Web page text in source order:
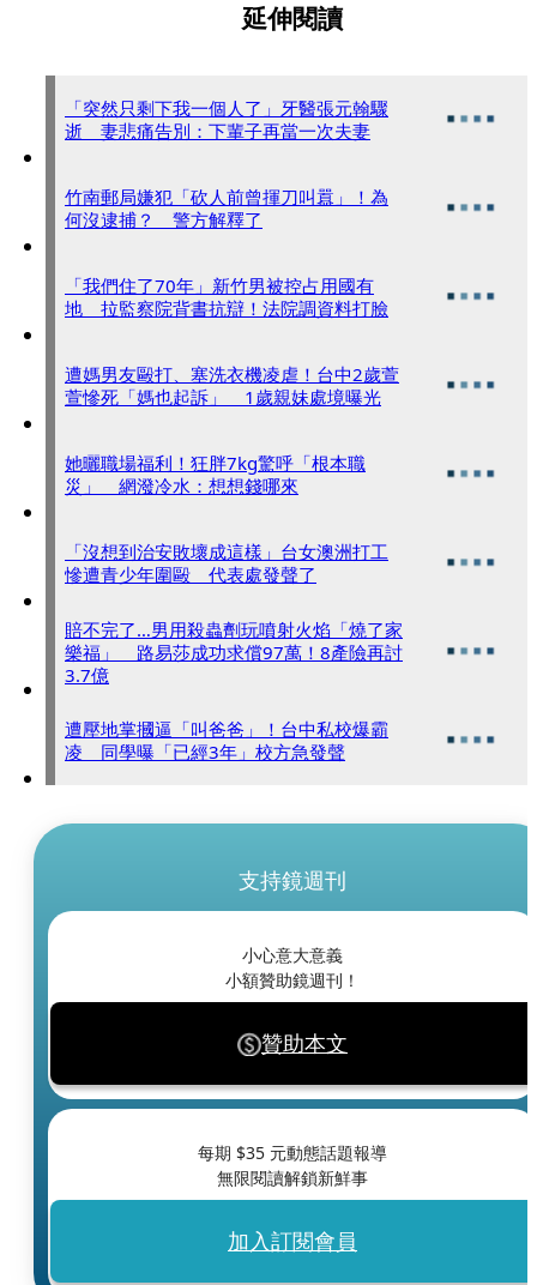
延伸閱讀
「突然只剩下我一個人了」牙醫張元翰驟
逝 妻悲痛告別：下輩子再當一次夫妻
竹南郵局嫌犯「砍人前曾揮刀叫囂」！為
何沒逮捕？ 警方解釋了
「我們住了70年」新竹男被控占用國有
地 拉監察院背書抗辯！法院調資料打臉
遭媽男友毆打、塞洗衣機凌虐！台中2歲萱
萱慘死「媽也起訴」 1歲親妹處境曝光
她曬職場福利！狂胖7kg驚呼「根本職
災」 網潑冷水：想想錢哪來
「沒想到治安敗壞成這樣」台女澳洲打工
慘遭青少年圍毆 代表處發聲了
賠不完了…男用殺蟲劑玩噴射火焰「燒了家
樂福」 路易莎成功求償97萬！8產險再討
3.7億
遭壓地掌摑逼「叫爸爸」！台中私校爆霸
凌 同學曝「已經3年」校方急發聲
支持鏡週刊
小心意大意義
小額贊助鏡週刊！
贊助本文
每期 $35 元動態話題報導
無限閱讀解鎖新鮮事
加入訂閱會員